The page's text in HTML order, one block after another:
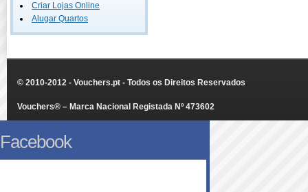
Criar Lojas Online
Alugar Quartos
© 2010-2012 - Vouchers.pt - Todos os Direitos Reservados
Vouchers® – Marca Nacional Registada Nº 473602
Facebook